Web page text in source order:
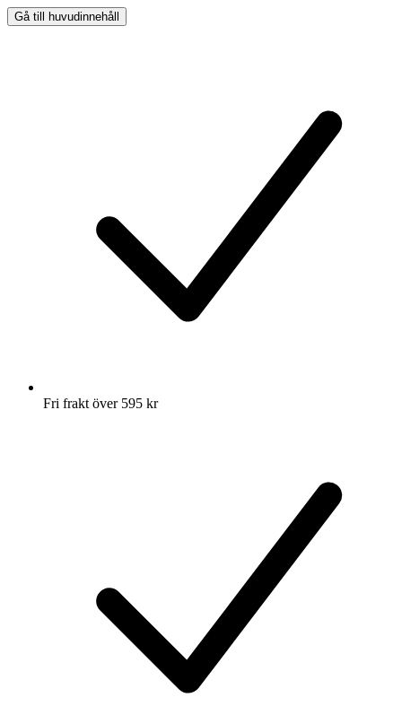
Gå till huvudinnehåll
Fri frakt över 595 kr